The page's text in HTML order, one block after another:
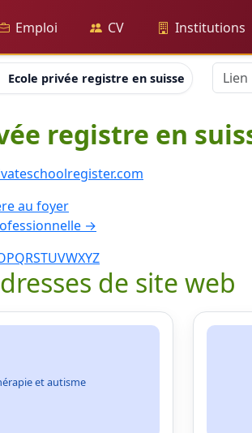
Emploi CV Institutions
Ecole privée registre en suisse
registre en
au foyer
→
PQRSTUVWXYZ
de site web
et autisme